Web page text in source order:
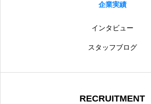
企業実績
インタビュー
スタッフブログ
RECRUITMENT